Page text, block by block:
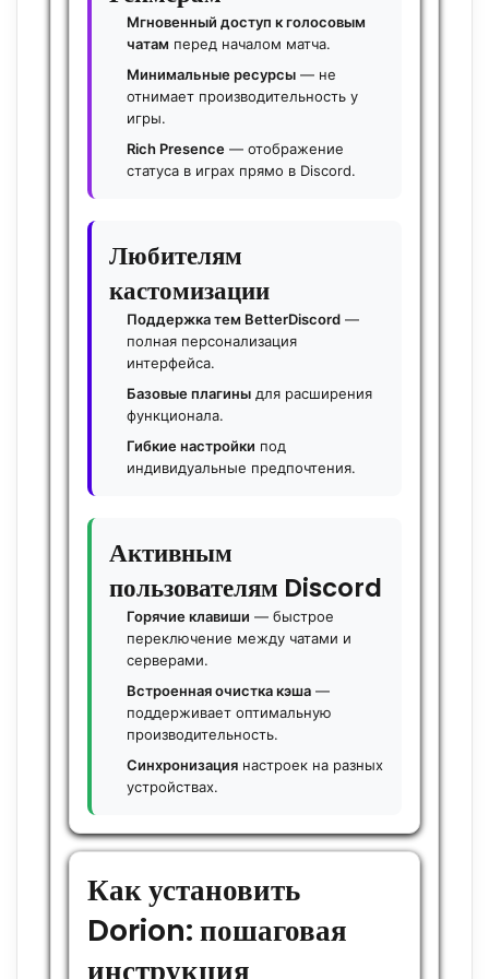
Мгновенный доступ к голосовым
чатам перед началом матча.
Минимальные ресурсы — не
отнимает производительность у
игры.
Rich Presence — отображение
статуса в играх прямо в Discord.
Любителям
кастомизации
Поддержка тем BetterDiscord —
полная персонализация
интерфейса.
Базовые плагины для расширения
функционала.
Гибкие настройки под
индивидуальные предпочтения.
Активным
пользователям Discord
Горячие клавиши — быстрое
переключение между чатами и
серверами.
Встроенная очистка кэша —
поддерживает оптимальную
производительность.
Синхронизация настроек на разных
устройствах.
Как установить
Dorion: пошаговая
инструкция